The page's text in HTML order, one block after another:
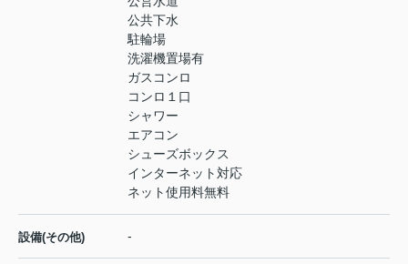
公共下水
駐輪場
洗濯機置場有
ガスコンロ
コンロ１口
シャワー
エアコン
シューズボックス
インターネット対応
ネット使用料無料
設備(その他) -